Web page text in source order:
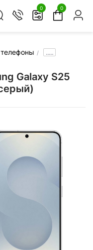
0 0
.....
Galaxy S25